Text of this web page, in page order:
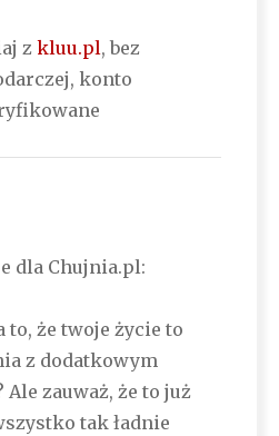
z kluu.pl, bez
konto
dla Chujnia.pl:
to, że twoje życie to
z dodatkowym
Ale zauważ, że to już
tak ładnie